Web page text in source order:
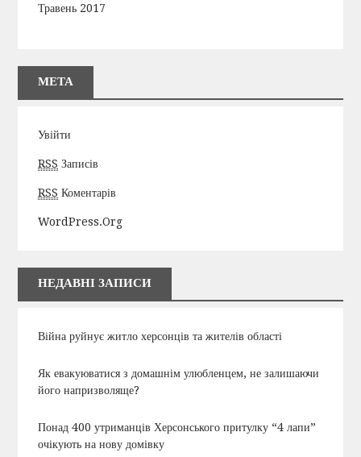
Травень 2017
МЕТА
Увійти
RSS Записів
RSS Коментарів
WordPress.org
НЕДАВНІ ЗАПИСИ
Війна руйнує житло херсонців та жителів області
Як евакуюватися з домашнім улюбленцем, не залишаючи
його напризволяще?
Понад 400 утриманців Херсонського притулку “4 лапи”
очікують на нову домівку